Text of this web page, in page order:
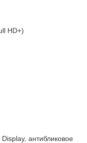
HD+)
антибликовое